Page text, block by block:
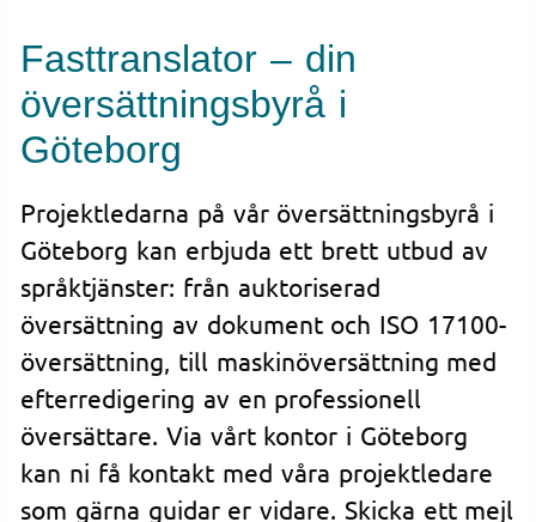
Fasttranslator – din
översättningsbyrå i
Göteborg
Projektledarna på vår översättningsbyrå i
Göteborg kan erbjuda ett brett utbud av
språktjänster: från auktoriserad
översättning av dokument och ISO 17100-
översättning, till maskinöversättning med
efterredigering av en professionell
översättare. Via vårt kontor i Göteborg
kan ni få kontakt med våra projektledare
som gärna guidar er vidare. Skicka ett mejl